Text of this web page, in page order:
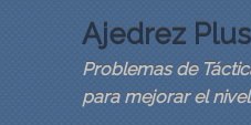
Ajedrez Plus
Problemas de
para mejorar el